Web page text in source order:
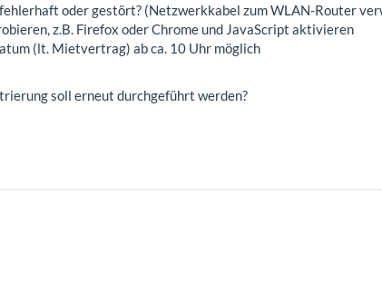
oder gestört? (Netzwerkkabel zum WLAN-Router
z.B. Firefox oder Chrome und JavaScript aktivieren
(lt. Mietvertrag) ab ca. 10 Uhr möglich
soll erneut durchgeführt werden?